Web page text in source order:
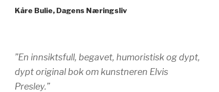
Kåre Bulie, Dagens Næringsliv
”En innsiktsfull, begavet, humoristisk og dypt,
dypt original bok om kunstneren Elvis
Presley.”